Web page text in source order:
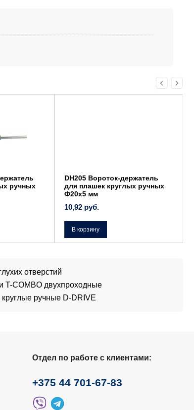
ручных
DH205 Вороток-держатель
для плашек круглых ручных
Ф20х5 мм
10,92 руб.
В корзину
отверстий
T-COMBO двухпроходные
ручные D-DRIVE
Отдел по работе с клиентами:
+375 44 701-67-83